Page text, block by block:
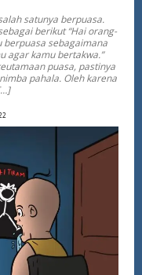
satunya berpuasa.
berikut “Hai orang-
berpuasa sebagaimana
agar kamu bertakwa.”
puasa, pastinya
pahala. Oleh karena